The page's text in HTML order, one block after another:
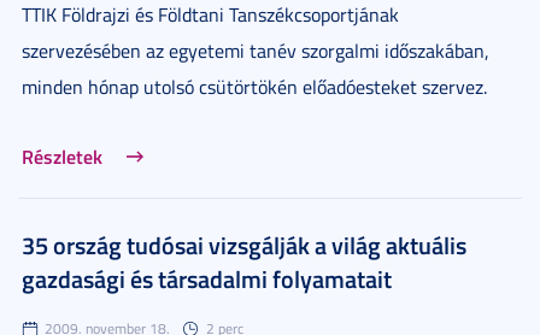
TTIK Földrajzi és Földtani Tanszékcsoportjának
szervezésében az egyetemi tanév szorgalmi időszakában,
minden hónap utolsó csütörtökén előadóesteket szervez.
Részletek
35 ország tudósai vizsgálják a világ aktuális
gazdasági és társadalmi folyamatait
2009. november 18. 2 perc